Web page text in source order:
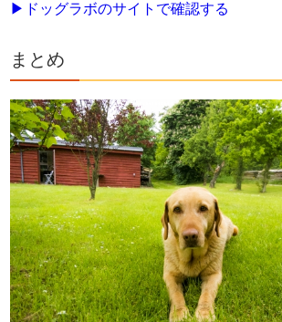
▶ドッグラボのサイトで確認する
まとめ